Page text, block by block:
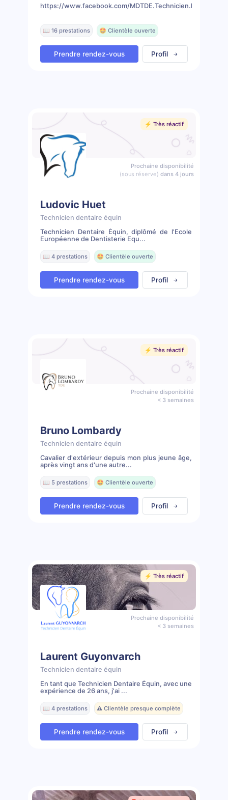
https://www.facebook.com/
📖 16 prestations 🤩 Clientèle ouverte
Prendre rendez-vous Profil
⚡️ Très réactif
Prochaine disponibilité
(sous réserve) dans 4 jours
Ludovic Huet
Technicien dentaire équin
Technicien Dentaire Équin, diplômé de l'Ecole
Européenne de Dentisterie Equ...
📖 4 prestations 🤩 Clientèle ouverte
Prendre rendez-vous Profil
⚡️ Très réactif
Prochaine disponibilité
< 3 semaines
Bruno Lombardy
Technicien dentaire équin
Cavalier d'extérieur depuis mon plus jeune âge,
après vingt ans d'une autre...
📖 5 prestations 🤩 Clientèle ouverte
Prendre rendez-vous Profil
⚡️ Très réactif
Prochaine disponibilité
< 3 semaines
Laurent Guyonvarch
Technicien dentaire équin
En tant que Technicien Dentaire Équin, avec une
expérience de 26 ans, j'ai ...
📖 4 prestations ⚠️ Clientèle presque complète
Prendre rendez-vous Profil